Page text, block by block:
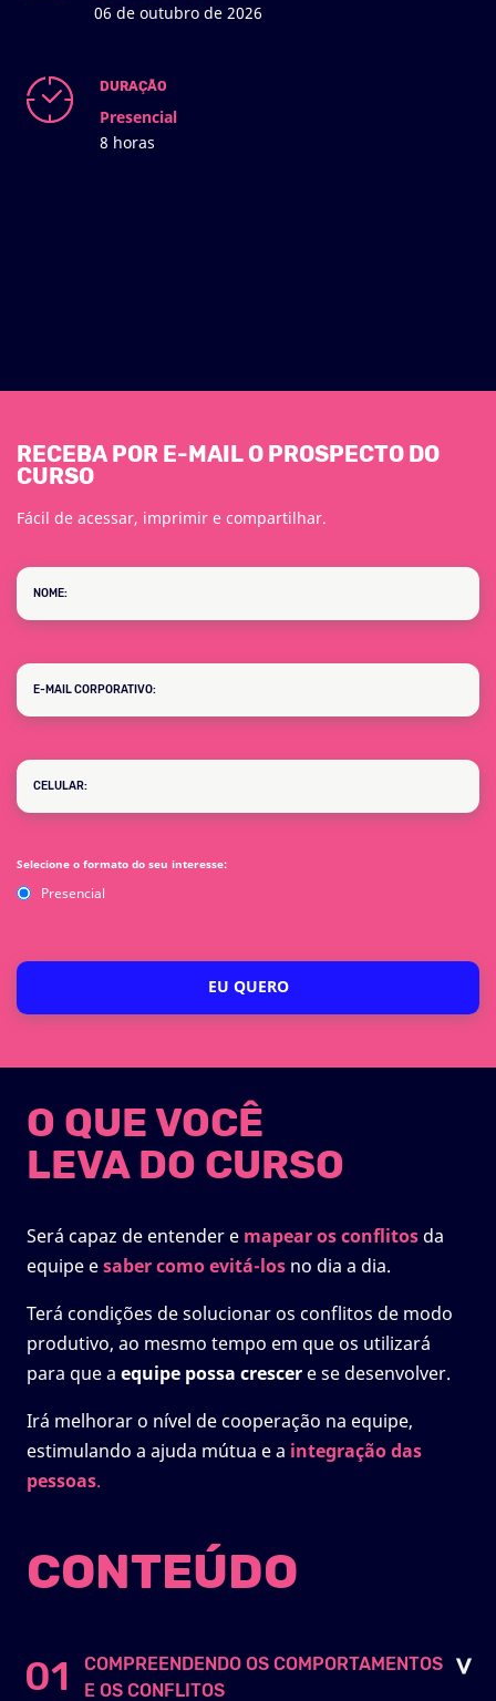
06 de outubro de 2026
DURAÇÃO
Presencial
8 horas
RECEBA POR E-MAIL O PROSPECTO DO
CURSO
Fácil de acessar, imprimir e compartilhar.
Selecione o formato do seu interesse:
Presencial
EU QUERO
O QUE VOCÊ
LEVA DO CURSO
Será capaz de entender e mapear os conflitos da
equipe esaber comoevitá-los no dia a dia.
Terá condições de solucionar os conflitos de modo
produtivo, ao mesmo tempo em que os utilizará
para que a equipe possa crescer e se desenvolver.
Irá melhorar o nível de cooperação na equipe,
estimulando a ajuda mútua e a integração das
pessoas.
CONTEÚDO
01
COMPREENDENDO OS COMPORTAMENTOS
E OS CONFLITOS